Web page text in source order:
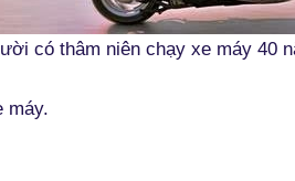
có thâm niên chạy xe máy 40
máy.